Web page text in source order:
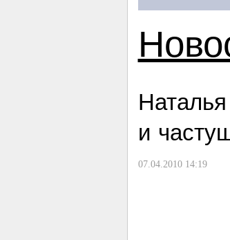
и
07.04.2010 14:19